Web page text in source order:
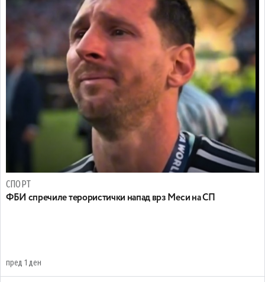
СПОРТ
ФБИ спречиле терористички напад врз Меси на СП
пред 1 ден